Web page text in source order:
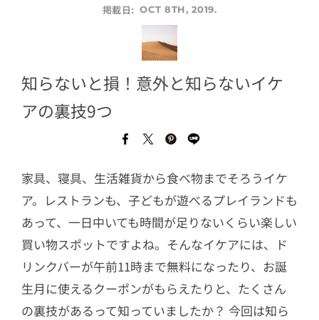
掲載日: OCT 8TH, 2019.
知らないと損！意外と知らないイケ
アの裏技9つ
家具、寝具、生活雑貨から食べ物までそろうイケ
ア。レストランも、子どもが遊べるプレイランドも
あって、一日中いても時間が足りないくらい楽しい
買い物スポットですよね。そんなイケアには、ド
リンクバーが午前11時まで無料になったり、お誕
生月に使えるクーポンがもらえたりと、たくさん
の裏技があるって知っていましたか？ 今回は知ら